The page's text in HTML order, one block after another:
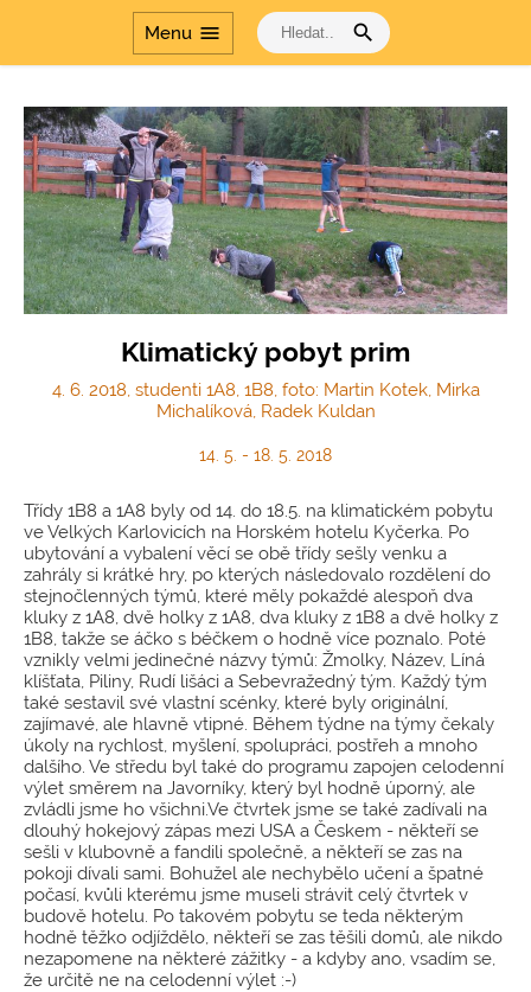
Menu menu search
Klimatický pobyt prim
4. 6. 2018, studenti 1A8, 1B8, foto: Martin Kotek, Mirka
Michalíková, Radek Kuldan
14. 5. - 18. 5. 2018
Třídy 1B8 a 1A8 byly od 14. do 18.5. na klimatickém pobytu
ve Velkých Karlovicích na Horském hotelu Kyčerka. Po
ubytování a vybalení věcí se obě třídy sešly venku a
zahrály si krátké hry, po kterých následovalo rozdělení do
stejnočlenných týmů, které měly pokaždé alespoň dva
kluky z 1A8, dvě holky z 1A8, dva kluky z 1B8 a dvě holky z
1B8, takže se áčko s béčkem o hodně více poznalo. Poté
vznikly velmi jedinečné názvy týmů: Žmolky, Název, Líná
klíšťata, Piliny, Rudí lišáci a Sebevražedný tým. Každý tým
také sestavil své vlastní scénky, které byly originální,
zajímavé, ale hlavně vtipné. Během týdne na týmy čekaly
úkoly na rychlost, myšlení, spolupráci, postřeh a mnoho
dalšího. Ve středu byl také do programu zapojen celodenní
výlet směrem na Javorníky, který byl hodně úporný, ale
zvládli jsme ho všichni.Ve čtvrtek jsme se také zadívali na
dlouhý hokejový zápas mezi USA a Českem - někteří se
sešli v klubovně a fandili společně, a někteří se zas na
pokoji dívali sami. Bohužel ale nechybělo učení a špatné
počasí, kvůli kterému jsme museli strávit celý čtvrtek v
budově hotelu. Po takovém pobytu se teda některým
hodně těžko odjíždělo, někteří se zas těšili domů, ale nikdo
nezapomene na některé zážitky - a kdyby ano, vsadím se,
že určitě ne na celodenní výlet :-)